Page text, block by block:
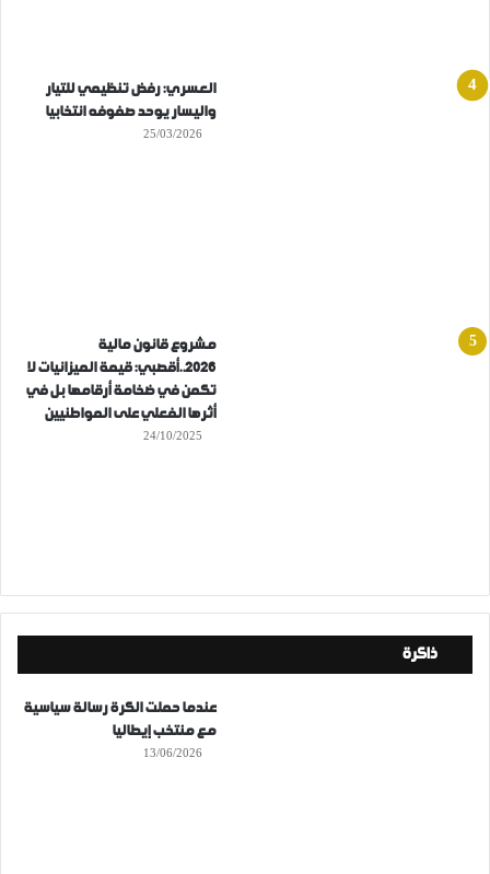
العسري: رفض تنظيمي للتيار
واليسار يوحد صفوفه انتخابيا
25/03/2026
مشروع قانون مالية
2026..أقصبي: قيمة الميزانيات لا
تكمن في ضخامة أرقامها بل في
أثرها الفعلي على المواطنيين
24/10/2025
ذاكرة
عندما حملت الكرة رسالة سياسية
مع منتخب إيطاليا
13/06/2026